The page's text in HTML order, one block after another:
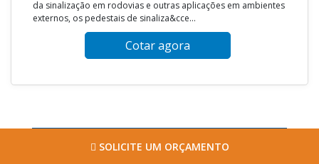
da sinalização em rodovias e outras aplicações em ambientes
externos, os pedestais de sinaliza&cce...
Cotar agora
SOLICITE UM ORÇAMENTO